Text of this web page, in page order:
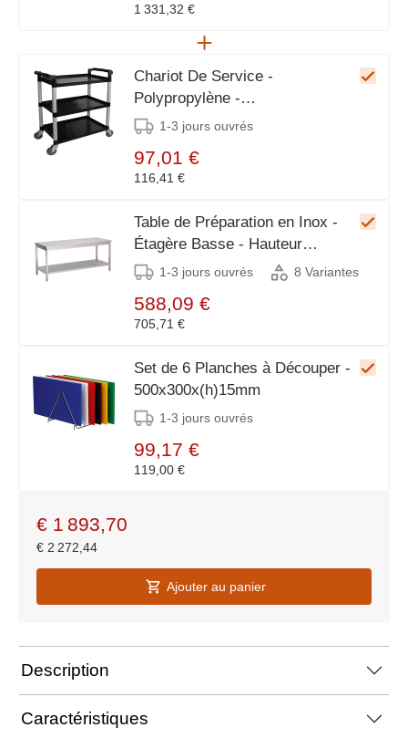
1 331,32 €
Chariot De Service -
Polypropylène -
1030x495x960(h)mm
1-3 jours ouvrés
97,01 €
116,41 €
Table de Préparation en Inox -
Étagère Basse - Hauteur
Ajustable - L-1800 x P-700mm
1-3 jours ouvrés 8 Variantes
588,09 €
705,71 €
Set de 6 Planches à Découper -
500x300x(h)15mm
1-3 jours ouvrés
99,17 €
119,00 €
€ 1 893,70
€ 2 272,44
Ajouter au panier
Description
Caractéristiques